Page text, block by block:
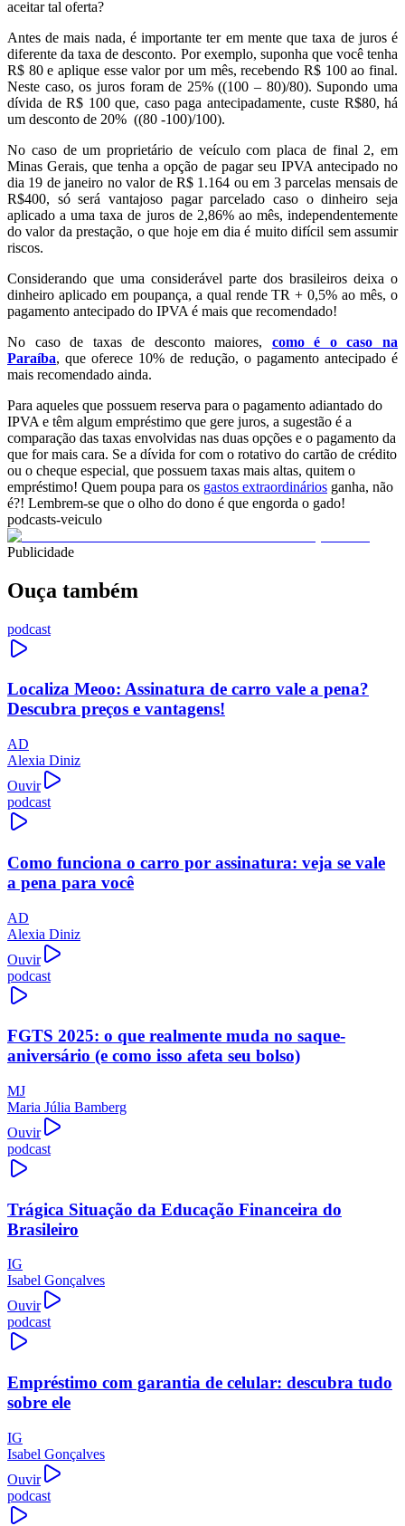
aceitar tal oferta?
Antes de mais nada, é importante ter em mente que taxa de juros é
diferente da taxa de desconto. Por exemplo, suponha que você tenha
R$ 80 e aplique esse valor por um mês, recebendo R$ 100 ao final.
Neste caso, os juros foram de 25% ((100 – 80)/80). Supondo uma
dívida de R$ 100 que, caso paga antecipadamente, custe R$80, há
um desconto de 20% ((80 -100)/100).
No caso de um proprietário de veículo com placa de final 2, em
Minas Gerais, que tenha a opção de pagar seu IPVA antecipado no
dia 19 de janeiro no valor de R$ 1.164 ou em 3 parcelas mensais de
R$400, só será vantajoso pagar parcelado caso o dinheiro seja
aplicado a uma taxa de juros de 2,86% ao mês, independentemente
do valor da prestação, o que hoje em dia é muito difícil sem assumir
riscos.
Considerando que uma considerável parte dos brasileiros deixa o
dinheiro aplicado em poupança, a qual rende TR + 0,5% ao mês, o
pagamento antecipado do IPVA é mais que recomendado!
No caso de taxas de desconto maiores, como é o caso na
Paraíba, que oferece 10% de redução, o pagamento antecipado é
mais recomendado ainda.
Para aqueles que possuem reserva para o pagamento adiantado do
IPVA e têm algum empréstimo que gere juros, a sugestão é a
comparação das taxas envolvidas nas duas opções e o pagamento da
que for mais cara. Se a dívida for com o rotativo do cartão de crédito
ou o cheque especial, que possuem taxas mais altas, quitem o
empréstimo! Quem poupa para os gastos extraordinários ganha, não
é?! Lembrem-se que o olho do dono é que engorda o gado!
podcasts-veiculo
Publicidade
Ouça também
podcast
Localiza Meoo: Assinatura de carro vale a pena?
Descubra preços e vantagens!
AD
Alexia Diniz
Ouvir
podcast
Como funciona o carro por assinatura: veja se vale
a pena para você
AD
Alexia Diniz
Ouvir
podcast
FGTS 2025: o que realmente muda no saque-
aniversário (e como isso afeta seu bolso)
MJ
Maria Júlia Bamberg
Ouvir
podcast
Trágica Situação da Educação Financeira do
Brasileiro
IG
Isabel Gonçalves
Ouvir
podcast
Empréstimo com garantia de celular: descubra tudo
sobre ele
IG
Isabel Gonçalves
Ouvir
podcast